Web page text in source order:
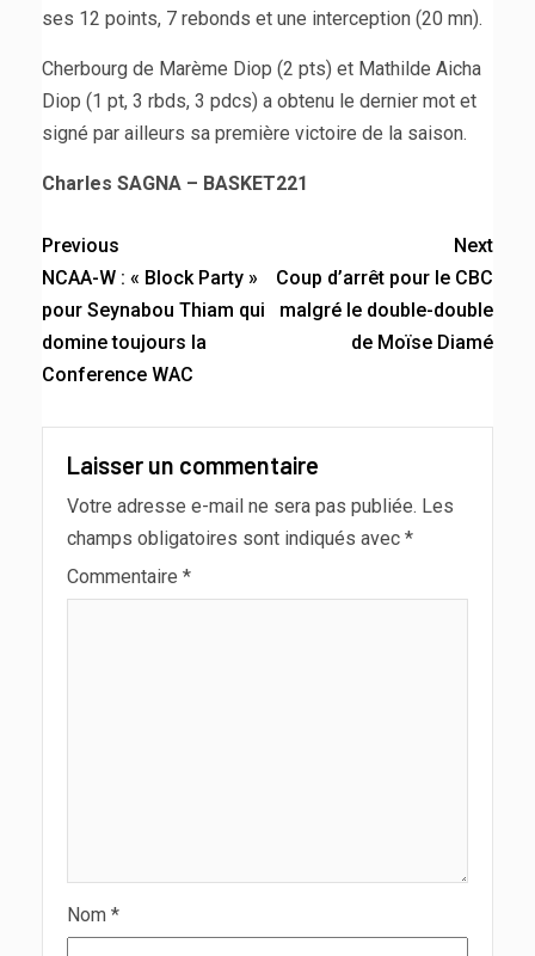
ses 12 points, 7 rebonds et une interception (20 mn).
Cherbourg de Marème Diop (2 pts) et Mathilde Aicha
Diop (1 pt, 3 rbds, 3 pdcs) a obtenu le dernier mot et
signé par ailleurs sa première victoire de la saison.
Charles SAGNA – BASKET221
Previous
NCAA-W : « Block Party »
pour Seynabou Thiam qui
domine toujours la
Conference WAC
Next
Coup d’arrêt pour le CBC
malgré le double-double
de Moïse Diamé
Laisser un commentaire
Votre adresse e-mail ne sera pas publiée. Les
champs obligatoires sont indiqués avec *
Commentaire *
Nom *